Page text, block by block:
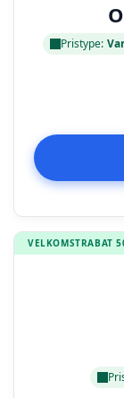
Pristype:
VELKOMSTRABAT